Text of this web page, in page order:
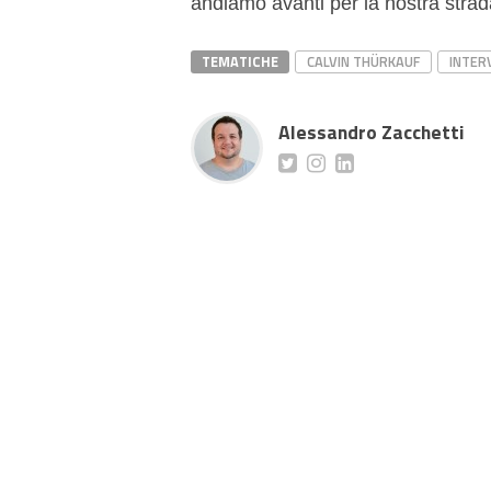
TEMATICHE CALVIN THÜRKAUF
Alessandro Zacchetti